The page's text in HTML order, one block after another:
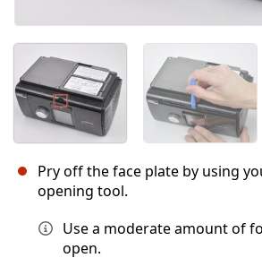
Pry off the face plate by using
opening tool.
Use a moderate amount of
open.